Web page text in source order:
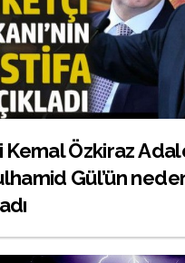
Kemal Özkiraz
Gül’ün